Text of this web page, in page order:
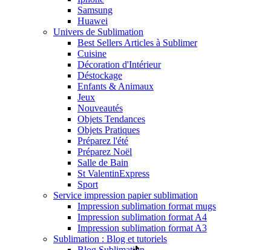
Samsung
Huawei
Univers de Sublimation
Best Sellers Articles à Sublimer
Cuisine
Décoration d'Intérieur
Déstockage
Enfants & Animaux
Jeux
Nouveautés
Objets Tendances
Objets Pratiques
Préparez l'été
Préparez Noël
Salle de Bain
St ValentinExpress
Sport
Service impression papier sublimation
Impression sublimation format mugs
Impression sublimation format A4
Impression sublimation format A3
Sublimation : Blog et tutoriels